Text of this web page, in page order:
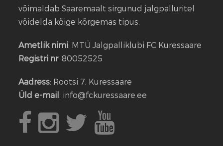
võimaldab Saaremaalt sirgunud jalgpalluritel
võidelda kõige kõrgemas tipus.
Ametlik nimi: MTÜ Jalgpalliklubi FC Kuressaare
Registri nr: 80052525
Aadress: Rootsi 7, Kuressaare
Üld e-mail: info@fckuressaare.ee